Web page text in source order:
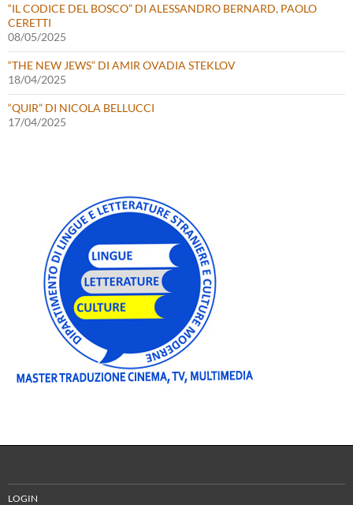
“IL CODICE DEL BOSCO” DI ALESSANDRO BERNARD, PAOLO
CERETTI
08/05/2025
“THE NEW JEWS” DI AMIR OVADIA STEKLOV
18/04/2025
“QUIR” DI NICOLA BELLUCCI
17/04/2025
LOGIN